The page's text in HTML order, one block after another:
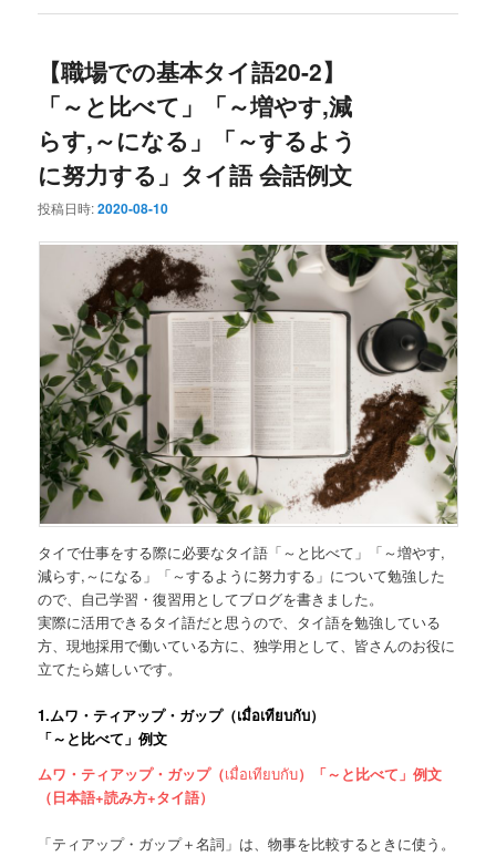
【職場での基本タイ語20-2】
「～と比べて」「～増やす,減
らす,～になる」「～するよう
に努力する」タイ語 会話例文
投稿日時:2020-08-10
タイで仕事をする際に必要なタイ語「～と比べて」「～増やす,
減らす,～になる」「～するように努力する」について勉強した
ので、自己学習・復習用としてブログを書きました。
実際に活用できるタイ語だと思うので、タイ語を勉強している
方、現地採用で働いている方に、独学用として、皆さんのお役に
立てたら嬉しいです。
1.ムワ・ティアップ・ガップ（เมื่อเทียบกับ）
「～と比べて」例文
ムワ・ティアップ・ガップ（เมื่อเทียบกับ）「～と比べて」例文
（日本語+読み方+タイ語）
「ティアップ・ガップ＋名詞」は、物事を比較するときに使う。